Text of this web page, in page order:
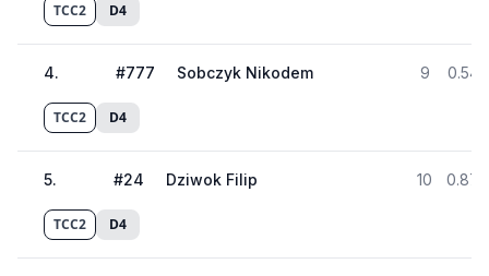
TCC2 D4
4. #777 Sobczyk Nikodem 9 0.547
TCC2 D4
5. #24 Dziwok Filip 10 0.879
TCC2 D4